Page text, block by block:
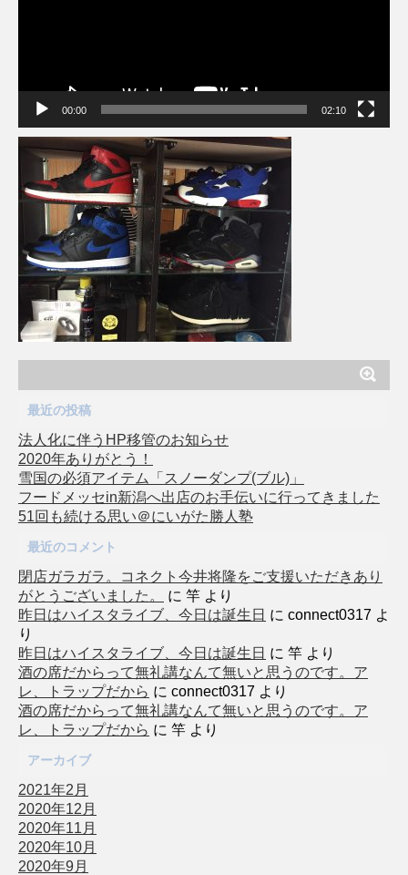
00:00 02:10
最近の投稿
法人化に伴うHP移管のお知らせ
2020年ありがとう！
雪国の必須アイテム「スノーダンプ(ブル)」
フードメッセin新潟へ出店のお手伝いに行ってきました
51回も続ける思い＠にいがた勝人塾
最近のコメント
閉店ガラガラ。コネクト今井将隆をご支援いただきあり
がとうございました。
に 竿 より
昨日はハイスタライブ、今日は誕生日 に connect0317 よ
り
昨日はハイスタライブ、今日は誕生日 に 竿 より
酒の席だからって無礼講なんて無いと思うのです。ア
レ、トラップだから に connect0317 より
酒の席だからって無礼講なんて無いと思うのです。ア
レ、トラップだから に 竿 より
アーカイブ
2021年2月
2020年12月
2020年11月
2020年10月
2020年9月